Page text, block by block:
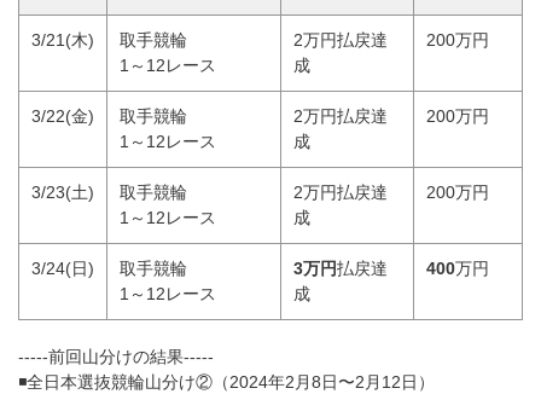
3/21(木)
取手競輪
1～12レース
2万円払戻達
成
200万円
3/22(金)
取手競輪
1～12レース
2万円払戻達
成
200万円
3/23(土)
取手競輪
1～12レース
2万円払戻達
成
200万円
3/24(日)
取手競輪
1～12レース
3万円払戻達
成
400万円
-----前回山分けの結果-----
◾️全日本選抜競輪山分け②（2024年2月8日〜2月12日）